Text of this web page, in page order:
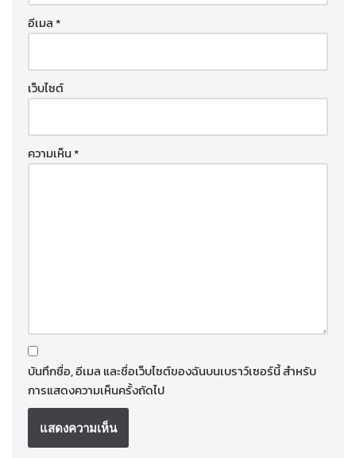
อีเมล*
เว็บไซต์
ความเห็น*
บันทึกชื่อ, อีเมล และชื่อเว็บไซต์ของฉันบนเบราว์เซอร์นี้ สำหรับ
การแสดงความเห็นครั้งถัดไป